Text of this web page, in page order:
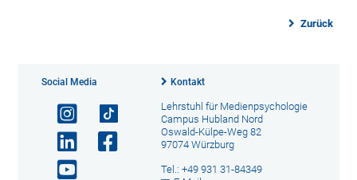
Zurück
Social Media Kontakt
Lehrstuhl für Medienpsychologie
Campus Hubland Nord
Oswald-Külpe-Weg 82
97074 Würzburg
Tel.: +49 931 31-84349